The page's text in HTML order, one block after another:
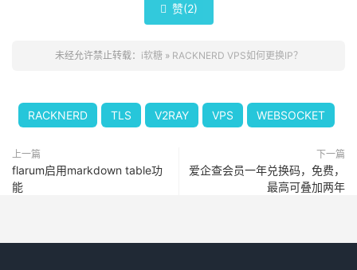
 赞(2)
未经允许禁止转载： i软糖» RACKNERD VPS如何更换IP？
RACKNERD TLS V2RAY VPS WEBSOCKET
上一篇
flarum启用markdown table功
能
下一篇
爱企查会员一年兑换码，免费，
最高可叠加两年